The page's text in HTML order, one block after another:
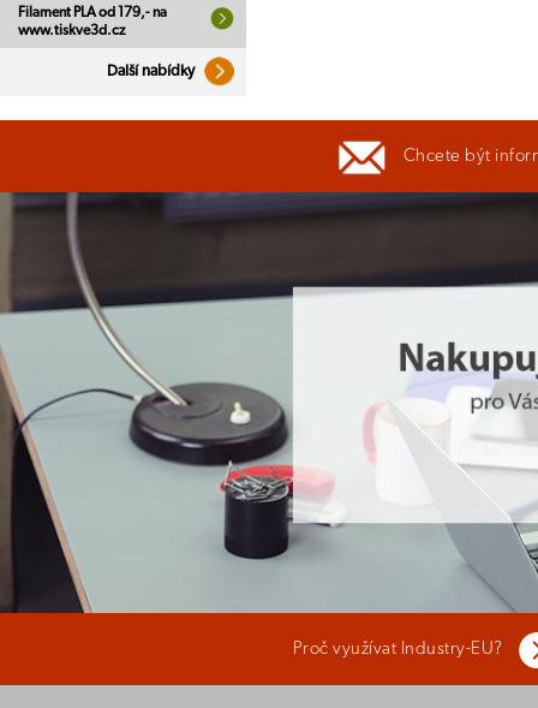
Filament PLA od 179,- na
www.tiskve3d.cz
Další nabídky
Chcete být
Proč využívat Industry-EU?